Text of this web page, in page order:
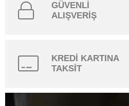
GÜVENLİ
ALIŞVERİŞ
KREDİ KARTINA
TAKSİT